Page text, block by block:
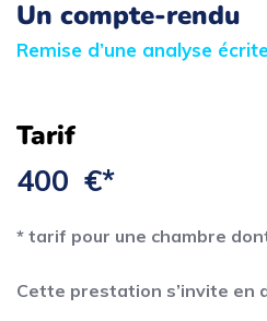
Un compte-rendu
Remise d’une analyse
Tarif
400 €*
* tarif pour une chambre
Cette prestation s’invite en